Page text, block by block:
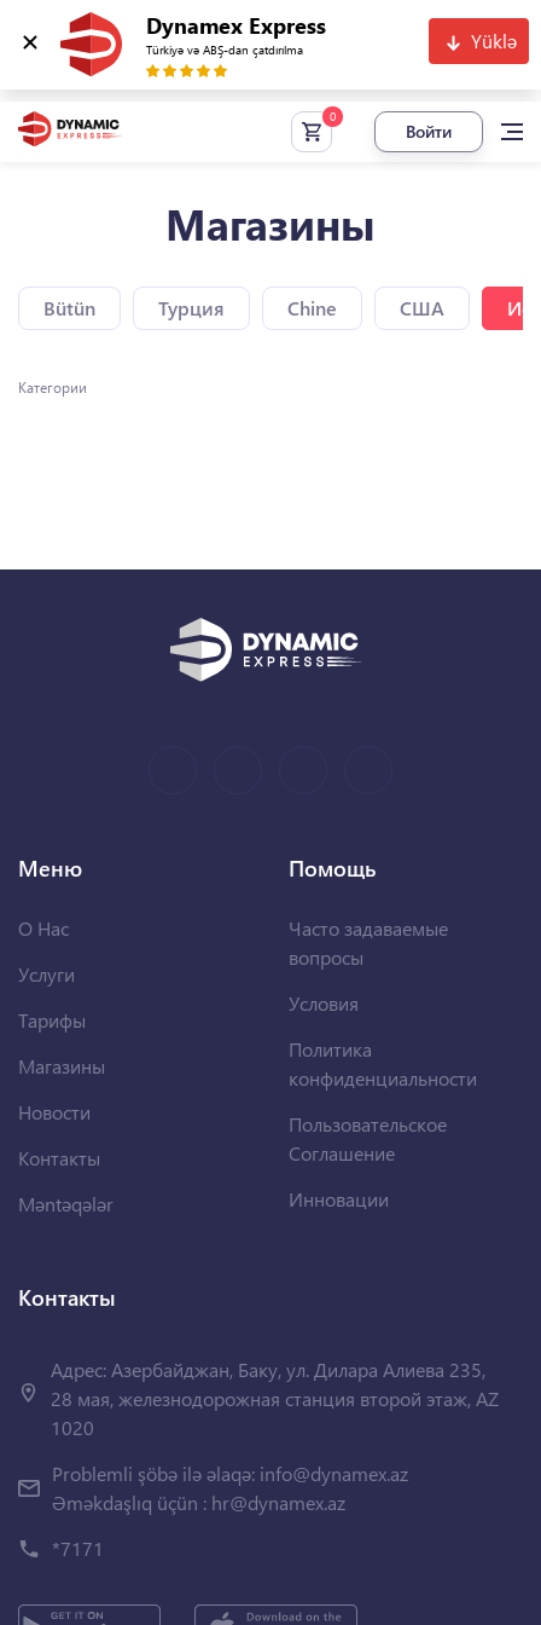
Dynamex Express
Türkiyə və ABŞ-dan çatdırılma Yüklə
Войти
Магазины
Bütün Турция Chine США
Категории
Меню
О Нас
Услуги
Тарифы
Магазины
Новости
Контакты
Məntəqələr
Помощь
Часто задаваемые
вопросы
Условия
Политика
конфиденциальности
Пользовательское
Соглашение
Инновации
Контакты
Адрес: Азербайджан, Баку, ул. Дилара Алиева 235,
28 мая, железнодорожная станция второй этаж, AZ
1020
Problemli şöbə ilə əlaqə: info@dynamex.az
Əməkdaşlıq üçün : hr@dynamex.az
*7171